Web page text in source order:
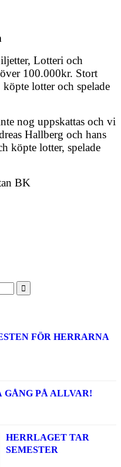
Lotteri och
100.000kr. Stort
lotter och spelade
nog uppskattas och vi
Hallberg och hans
köpte lotter, spelade
BK
FÖR HERRARNA
GÅNG PÅ ALLVAR!
HERRLAGET TAR
SEMESTER